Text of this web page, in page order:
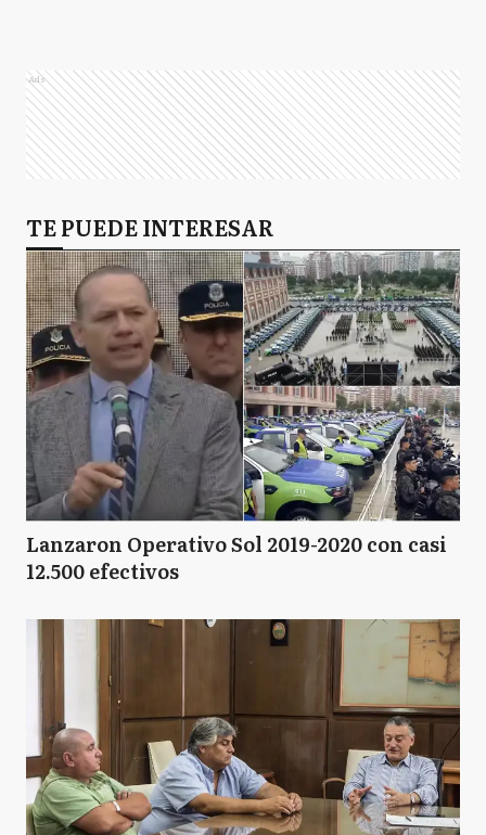
Ads
TE PUEDE INTERESAR
Lanzaron Operativo Sol 2019-2020 con casi
12.500 efectivos